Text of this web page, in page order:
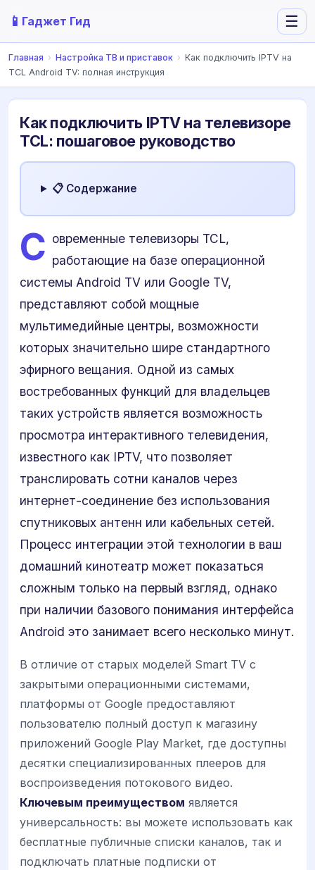
📱 Гаджет Гид ☰
Главная › Настройка ТВ и приставок › Как подключить IPTV на
TCL Android TV: полная инструкция
Как подключить IPTV на телевизоре
TCL: пошаговое руководство
📋 Содержание
С овременные телевизоры TCL,
работающие на базе операционной
системы Android TV или Google TV,
представляют собой мощные
мультимедийные центры, возможности
которых значительно шире стандартного
эфирного вещания. Одной из самых
востребованных функций для владельцев
таких устройств является возможность
просмотра интерактивного телевидения,
известного как IPTV, что позволяет
транслировать сотни каналов через
интернет-соединение без использования
спутниковых антенн или кабельных сетей.
Процесс интеграции этой технологии в ваш
домашний кинотеатр может показаться
сложным только на первый взгляд, однако
при наличии базового понимания интерфейса
Android это занимает всего несколько минут.
В отличие от старых моделей Smart TV с
закрытыми операционными системами,
платформы от Google предоставляют
пользователю полный доступ к магазину
приложений Google Play Market, где доступны
десятки специализированных плееров для
воспроизведения потокового видео.
Ключевым преимуществом является
универсальность: вы можете использовать как
бесплатные публичные списки каналов, так и
подключать платные подписки от